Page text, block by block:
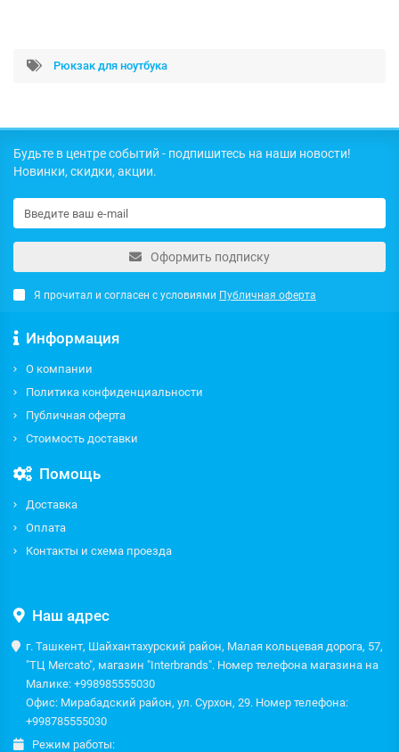
Рюкзак для ноутбука
Будьте в центре событий - подпишитесь на наши новости!
Новинки, скидки, акции.
Оформить подписку
Я прочитал и согласен с условиями Публичная оферта
Информация
О компании
Политика конфиденциальности
Публичная оферта
Стоимость доставки
Помощь
Доставка
Оплата
Контакты и схема проезда
Наш адрес
г. Ташкент, Шайхантахурский район, Малая кольцевая дорога, 57,
"ТЦ Mercato", магазин "Interbrands". Номер телефона магазина на
Малике: +998985555030
Офис: Мирабадский район, ул. Сурхон, 29. Номер телефона:
+998785555030
Режим работы: